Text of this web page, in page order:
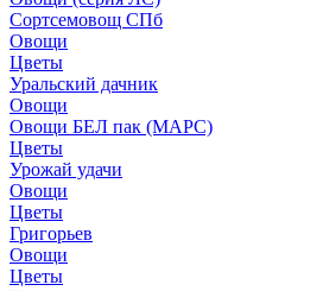
Сортсемовощ СПб
Овощи
Цветы
Уральский дачник
Овощи
Овощи БЕЛ пак (МАРС)
Цветы
Урожай удачи
Овощи
Цветы
Григорьев
Овощи
Цветы